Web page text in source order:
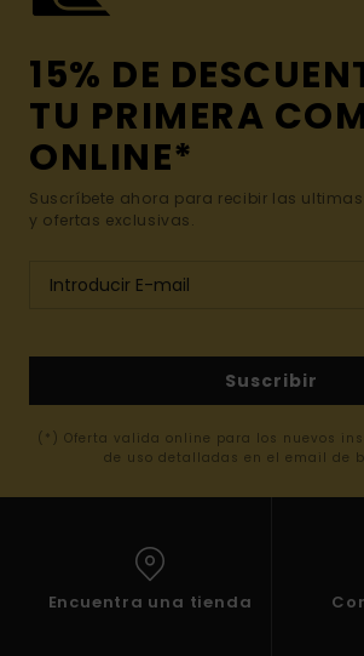
15% DE
TU PRIMERA
ONLINE*
Suscríbete ahora para recibir las
y ofertas exclusivas.
Suscribir
(*) Oferta valida online para los nuevos
de uso detalladas en el email de
Encuentra una tienda